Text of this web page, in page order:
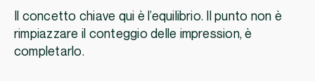
Il concetto chiave qui è l’equilibrio. Il punto non è
rimpiazzare il conteggio delle impression, è
completarlo.